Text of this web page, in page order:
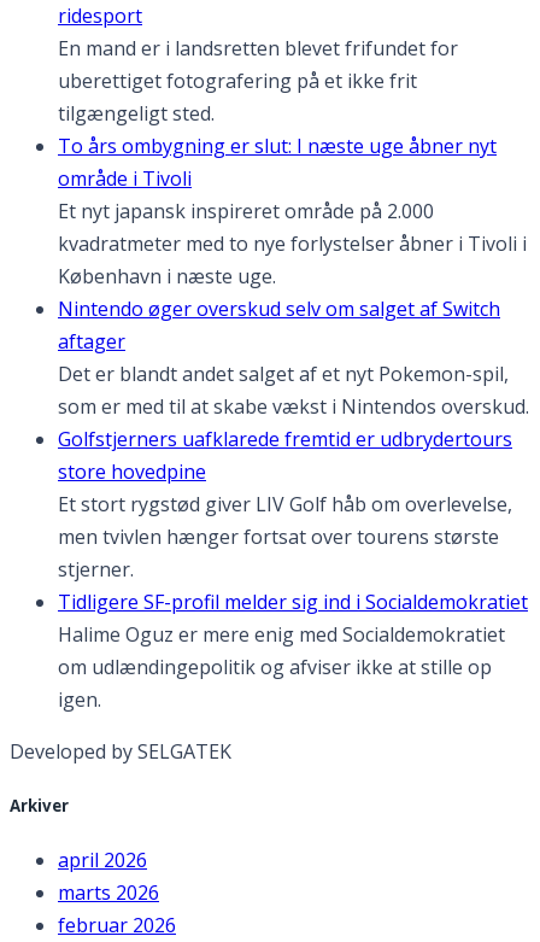
ridesport
En mand er i landsretten blevet frifundet for
uberettiget fotografering på et ikke frit
tilgængeligt sted.
To års ombygning er slut: I næste uge åbner nyt
område i Tivoli
Et nyt japansk inspireret område på 2.000
kvadratmeter med to nye forlystelser åbner i Tivoli i
København i næste uge.
Nintendo øger overskud selv om salget af Switch
aftager
Det er blandt andet salget af et nyt Pokemon-spil,
som er med til at skabe vækst i Nintendos overskud.
Golfstjerners uafklarede fremtid er udbrydertours
store hovedpine
Et stort rygstød giver LIV Golf håb om overlevelse,
men tvivlen hænger fortsat over tourens største
stjerner.
Tidligere SF-profil melder sig ind i Socialdemokratiet
Halime Oguz er mere enig med Socialdemokratiet
om udlændingepolitik og afviser ikke at stille op
igen.
Developed by SELGATEK
Arkiver
april 2026
marts 2026
februar 2026